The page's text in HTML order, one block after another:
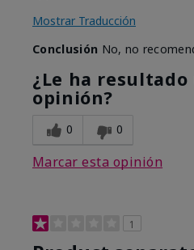
Mostrar Traducción
Conclusión No, no
¿Le ha
opinión?
0 0
Marcar esta opinión
1